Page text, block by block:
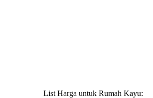
List Harga untuk Rumah Kayu: